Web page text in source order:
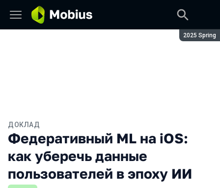
Сезон:
2025 Spring
ДОКЛАД
Федеративный ML на iOS:
как уберечь данные
пользователей в эпоху ИИ